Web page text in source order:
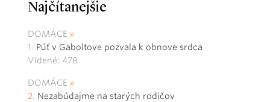
Najčítanejšie
DOMÁCE
Púť v Gaboltove pozvala k obnove srdca
Videné: 478
DOMÁCE
Nezabúdajme na starých rodičov